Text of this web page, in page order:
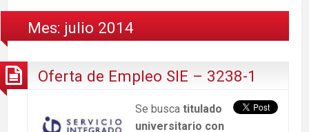
Mes: julio 2014
Oferta de Empleo SIE – 3238-1
Se busca titulado
universitario con